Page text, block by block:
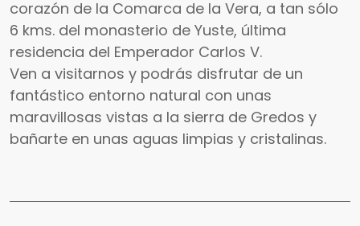
corazón de la Comarca de la Vera, a tan sólo
6 kms. del monasterio de Yuste, última
residencia del Emperador Carlos V.
Ven a visitarnos y podrás disfrutar de un
fantástico entorno natural con unas
maravillosas vistas a la sierra de Gredos y
bañarte en unas aguas limpias y cristalinas.